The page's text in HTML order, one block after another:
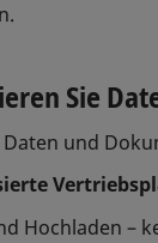
Sie
und
Hochladen –